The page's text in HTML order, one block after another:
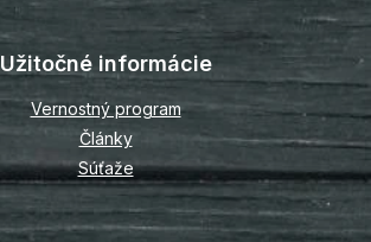
Užitočné informácie
Vernostný program
Články
Súťaže